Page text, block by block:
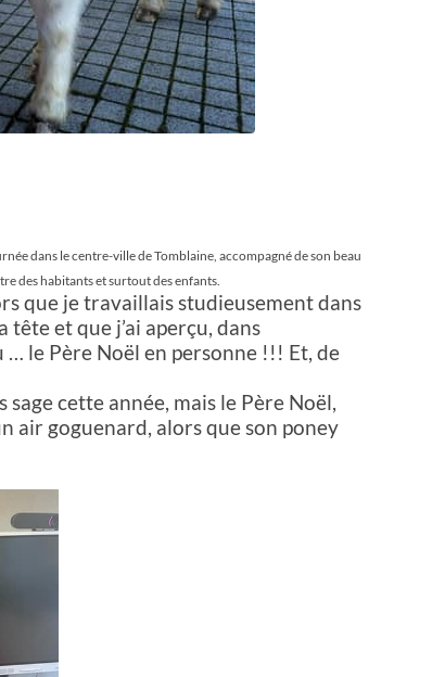
dans le centre-ville de Tomblaine, accompagné de son beau
des habitants et surtout des enfants.
que je travaillais studieusement dans
tête et que j’ai aperçu, dans
le Père Noël en personne !!! Et, de
sage cette année, mais le Père Noël,
air goguenard, alors que son poney